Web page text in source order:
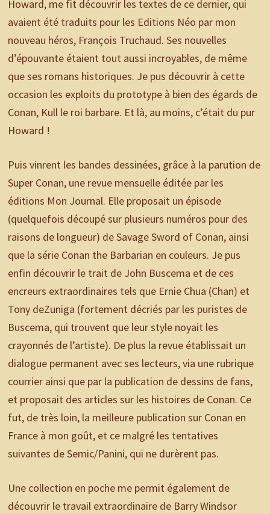
Howard, me fit découvrir les textes de ce dernier, qui
avaient été traduits pour les Editions Néo par mon
nouveau héros, François Truchaud. Ses nouvelles
d’épouvante étaient tout aussi incroyables, de même
que ses romans historiques. Je pus découvrir à cette
occasion les exploits du prototype à bien des égards de
Conan, Kull le roi barbare. Et là, au moins, c’était du pur
Howard !
Puis vinrent les bandes dessinées, grâce à la parution de
Super Conan, une revue mensuelle éditée par les
éditions Mon Journal. Elle proposait un épisode
(quelquefois découpé sur plusieurs numéros pour des
raisons de longueur) de Savage Sword of Conan, ainsi
que la série Conan the Barbarian en couleurs. Je pus
enfin découvrir le trait de John Buscema et de ces
encreurs extraordinaires tels que Ernie Chua (Chan) et
Tony deZuniga (fortement décriés par les puristes de
Buscema, qui trouvent que leur style noyait les
crayonnés de l’artiste). De plus la revue établissait un
dialogue permanent avec ses lecteurs, via une rubrique
courrier ainsi que par la publication de dessins de fans,
et proposait des articles sur les histoires de Conan. Ce
fut, de très loin, la meilleure publication sur Conan en
France à mon goût, et ce malgré les tentatives
suivantes de Semic/Panini, qui ne durèrent pas.
Une collection en poche me permit également de
découvrir le travail extraordinaire de Barry Windsor